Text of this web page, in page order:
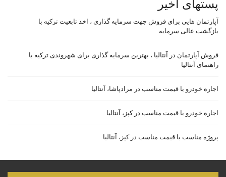
پستهای اخیر
آپارتمان هایی برای فروش جهت سرمایه گذاری ، اخذ تابعیت ترکیه با
بازگشت عالی سرمایه
فروش آپارتمان در آنتالیا ، بهترین سرمایه گذاری برای شهروندی ترکیه با
راهنمای آنتالیا
اجاره خودرو با قیمت مناسب در مرادپاشا، آنتالیا
اجاره خودرو با قیمت مناسب در کپز، آنتالیا
پروژه مناسب با قیمت مناسب در کپز، آنتالیا